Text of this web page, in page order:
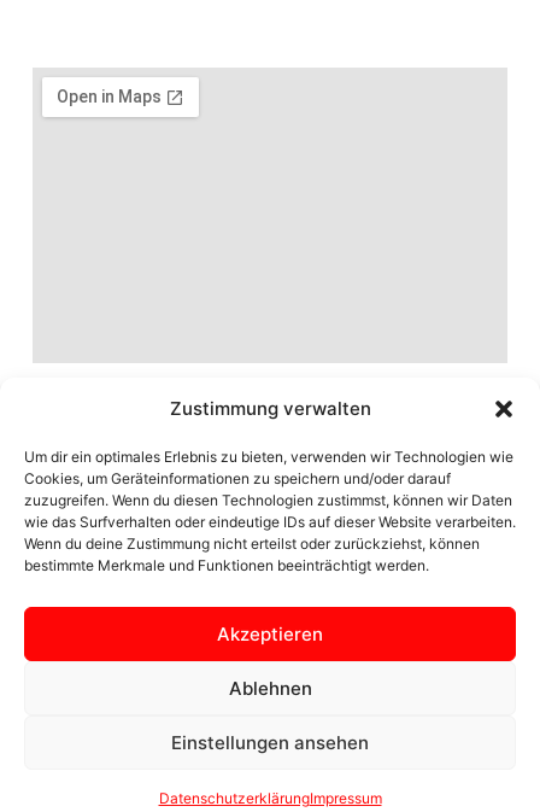
Zustimmung verwalten
Um dir ein optimales Erlebnis zu bieten, verwenden wir Technologien wie
Cookies, um Geräteinformationen zu speichern und/oder darauf
zuzugreifen. Wenn du diesen Technologien zustimmst, können wir Daten
wie das Surfverhalten oder eindeutige IDs auf dieser Website verarbeiten.
Wenn du deine Zustimmung nicht erteilst oder zurückziehst, können
bestimmte Merkmale und Funktionen beeinträchtigt werden.
Akzeptieren
Ablehnen
Einstellungen ansehen
DatenschutzerklärungImpressum
Seite der Ortsgemeinschaft Zülpich Bürvenich
© 2024 OG Bürvenich